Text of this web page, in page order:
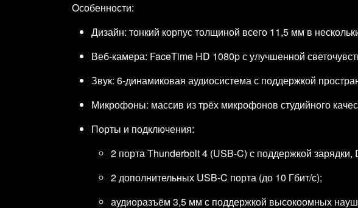
Особенности:
Дизайн: тонкий корпус толщиной всего 11,5 мм в
Веб‑камера: FaceTime HD 1080p с улучшенной
Звук: 6‑динамиковая аудиосистема с поддержкой
Микрофоны: массив из трёх микрофонов студийного
Порты и подключения:
2 порта Thunderbolt 4 (USB‑C) с поддержкой
2 дополнительных USB‑C порта (до 10 Гбит/с);
аудиоразъём 3,5 мм с поддержкой высокоомных